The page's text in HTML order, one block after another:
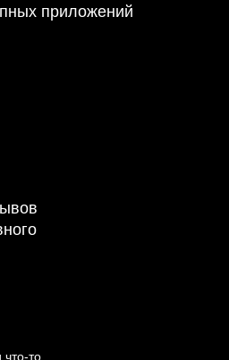
приложений